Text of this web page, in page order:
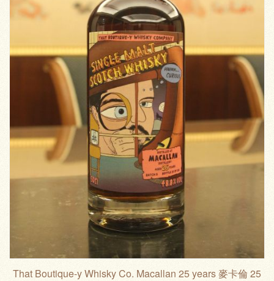
That Boutique-y Whisky Co. Macallan 25 years 麥卡倫 25